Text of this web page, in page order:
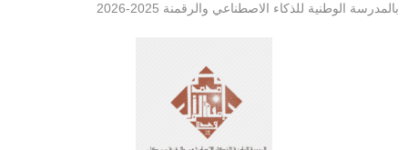
بالمدرسة الوطنية للذكاء الاصطناعي والرقمنة 2025-2026